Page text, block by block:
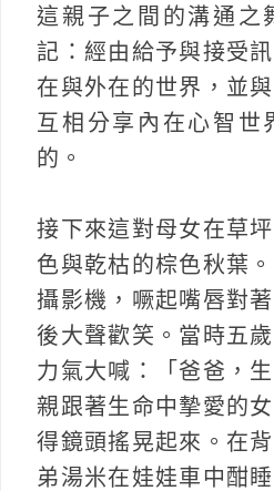
這親子之間的溝通之
記：經由給予與接受
在與外在的世界，並
互相分享內在心智世
的。
接下來這對母女在草
色與乾枯的棕色秋葉
攝影機，噘起嘴唇對
後大聲歡笑。當時五
力氣大喊：「爸爸，
親跟著生命中摯愛的
得鏡頭搖晃起來。在
弟湯米在娃娃車中酣